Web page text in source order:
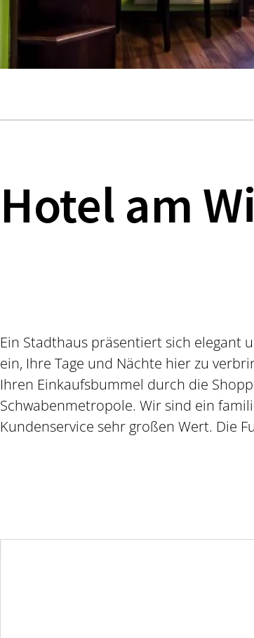
Hotel am
Ein Stadthaus präsentiert sich elegant
ein, Ihre Tage und Nächte hier zu
Ihren Einkaufsbummel durch die
Schwabenmetropole. Wir sind ein
Kundenservice sehr großen Wert. Die